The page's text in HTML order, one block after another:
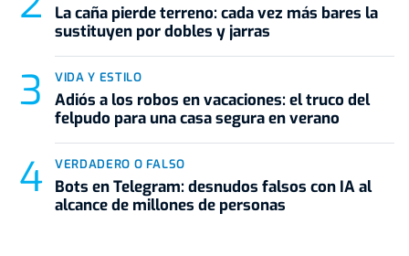
La caña pierde terreno: cada vez más bares la
sustituyen por dobles y jarras
VIDA Y ESTILO
Adiós a los robos en vacaciones: el truco del
felpudo para una casa segura en verano
VERDADERO O FALSO
Bots en Telegram: desnudos falsos con IA al
alcance de millones de personas